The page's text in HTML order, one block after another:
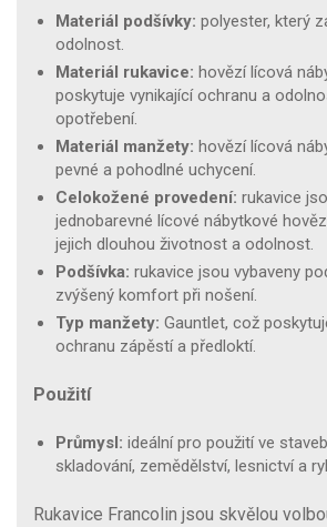
Materiál podšívky: polyester, který
odolnost.
Materiál rukavice: hovězí lícová
poskytuje vynikající ochranu a
opotřebení.
Materiál manžety: hovězí lícová
pevné a pohodlné uchycení.
Celokožené provedení: rukavice
jednobarevné lícové nábytkové
jejich dlouhou životnost a odolnost.
Podšívka: rukavice jsou vybaveny
zvýšený komfort při nošení.
Typ manžety: Gauntlet, což
ochranu zápěstí a předloktí.
Použití
Průmysl: ideální pro použití ve
skladování, zemědělství, lesnictví a
Rukavice Francolin jsou skvělou